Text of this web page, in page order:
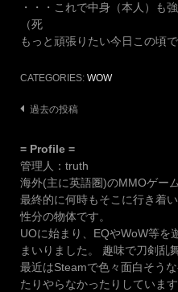
・・・これで中身（本人）も
（死
もっと頑張りたい今日この頃で
CATEGORIES: WOW
投
ナ
ビ
ゲ
ー
シ
ョ
ン
過去の投稿
= Profile =
管理人：truth
海外(主に英語圏)のMMOゲー
最終的に何時もそこに行き着
性分の物体です。
UOに始まり、EQやWoW等を
まいりました。 趣味で刀剣乱
最近はSteamで色々面白そう
たりやらなかったりしています